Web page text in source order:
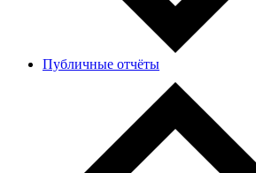
Публичные отчёты